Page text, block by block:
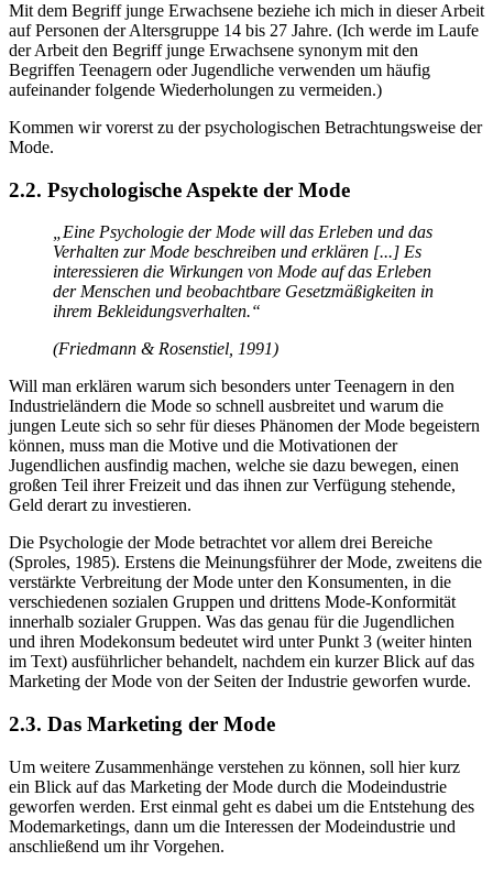
Mit dem Begriff junge Erwachsene beziehe ich mich in dieser Arbeit
auf Personen der Altersgruppe 14 bis 27 Jahre. (Ich werde im Laufe
der Arbeit den Begriff junge Erwachsene synonym mit den
Begriffen Teenagern oder Jugendliche verwenden um häufig
aufeinander folgende Wiederholungen zu vermeiden.)
Kommen wir vorerst zu der psychologischen Betrachtungsweise der
Mode.
2.2. Psychologische Aspekte der Mode
„Eine Psychologie der Mode will das Erleben und das
Verhalten zur Mode beschreiben und erklären [...] Es
interessieren die Wirkungen von Mode auf das Erleben
der Menschen und beobachtbare Gesetzmäßigkeiten in
ihrem Bekleidungsverhalten.“
(Friedmann & Rosenstiel, 1991)
Will man erklären warum sich besonders unter Teenagern in den
Industrieländern die Mode so schnell ausbreitet und warum die
jungen Leute sich so sehr für dieses Phänomen der Mode begeistern
können, muss man die Motive und die Motivationen der
Jugendlichen ausfindig machen, welche sie dazu bewegen, einen
großen Teil ihrer Freizeit und das ihnen zur Verfügung stehende,
Geld derart zu investieren.
Die Psychologie der Mode betrachtet vor allem drei Bereiche
(Sproles, 1985). Erstens die Meinungsführer der Mode, zweitens die
verstärkte Verbreitung der Mode unter den Konsumenten, in die
verschiedenen sozialen Gruppen und drittens Mode-Konformität
innerhalb sozialer Gruppen. Was das genau für die Jugendlichen
und ihren Modekonsum bedeutet wird unter Punkt 3 (weiter hinten
im Text) ausführlicher behandelt, nachdem ein kurzer Blick auf das
Marketing der Mode von der Seiten der Industrie geworfen wurde.
2.3. Das Marketing der Mode
Um weitere Zusammenhänge verstehen zu können, soll hier kurz
ein Blick auf das Marketing der Mode durch die Modeindustrie
geworfen werden. Erst einmal geht es dabei um die Entstehung des
Modemarketings, dann um die Interessen der Modeindustrie und
anschließend um ihr Vorgehen.